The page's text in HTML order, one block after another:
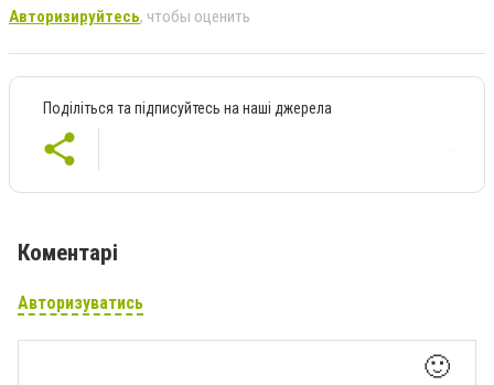
Авторизируйтесь, чтобы оценить
Поділіться та підписуйтесь на наші джерела
Коментарі
Авторизуватись
🙂